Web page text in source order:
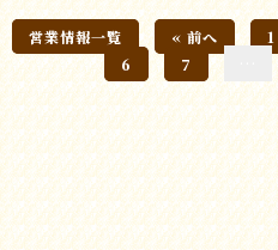
営業情報一覧 « 前へ 1
6
7